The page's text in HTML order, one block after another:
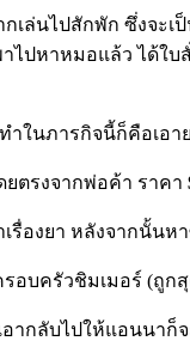
กเล่นไปสักพัก ซึ่งจ
าไปหาหมอแล้ว ได้ใ
ำในภารกิจนี้ก็คือเอ
ยตรงจากพ่อค้า ราคา
รื่องยา หลังจากนั้นห
อบครัวชิมเมอร์ (ถูกสุ
ากลับไปให้แอนนาก็